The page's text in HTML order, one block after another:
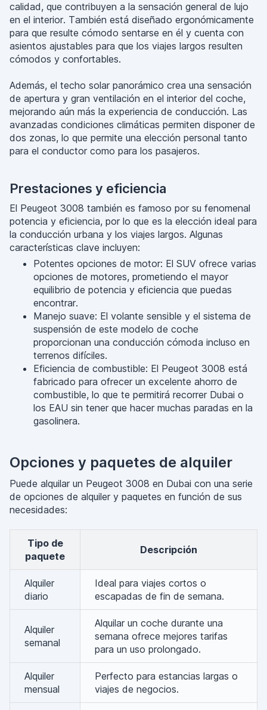
calidad, que contribuyen a la sensación general de lujo
en el interior. También está diseñado ergonómicamente
para que resulte cómodo sentarse en él y cuenta con
asientos ajustables para que los viajes largos resulten
cómodos y confortables.
Además, el techo solar panorámico crea una sensación
de apertura y gran ventilación en el interior del coche,
mejorando aún más la experiencia de conducción. Las
avanzadas condiciones climáticas permiten disponer de
dos zonas, lo que permite una elección personal tanto
para el conductor como para los pasajeros.
Prestaciones y eficiencia
El Peugeot 3008 también es famoso por su fenomenal
potencia y eficiencia, por lo que es la elección ideal para
la conducción urbana y los viajes largos. Algunas
características clave incluyen:
Potentes opciones de motor: El SUV ofrece varias
opciones de motores, prometiendo el mayor
equilibrio de potencia y eficiencia que puedas
encontrar.
Manejo suave: El volante sensible y el sistema de
suspensión de este modelo de coche
proporcionan una conducción cómoda incluso en
terrenos difíciles.
Eficiencia de combustible: El Peugeot 3008 está
fabricado para ofrecer un excelente ahorro de
combustible, lo que te permitirá recorrer Dubai o
los EAU sin tener que hacer muchas paradas en la
gasolinera.
Opciones y paquetes de alquiler
Puede alquilar un Peugeot 3008 en Dubai con una serie
de opciones de alquiler y paquetes en función de sus
necesidades:
Tipo de
paquete
Descripción
Alquiler
diario
Ideal para viajes cortos o
escapadas de fin de semana.
Alquiler
semanal
Alquilar un coche durante una
semana ofrece mejores tarifas
para un uso prolongado.
Alquiler
mensual
Perfecto para estancias largas o
viajes de negocios.